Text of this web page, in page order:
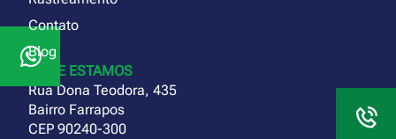
Contato
Blog
ONDE ESTAMOS
Rua Dona Teodora, 435
Bairro Farrapos
CEP 90240-300